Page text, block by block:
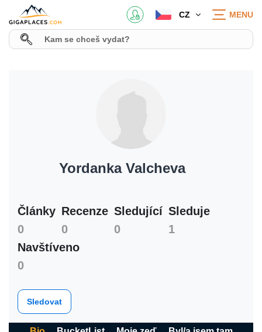
CZ MENU
Yordanka Valcheva
Články
0
Recenze
0
Sledující
0
Sleduje
1
Navštíveno
0
Sledovat